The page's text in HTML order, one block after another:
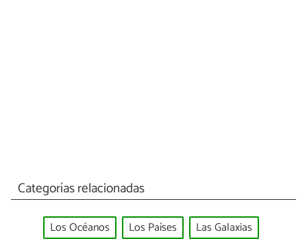
Categorías relacionadas
Los Océanos Los Países
Las Galaxias